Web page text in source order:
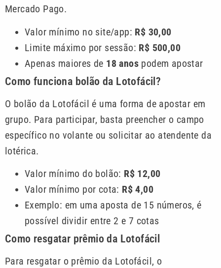
Mercado Pago.
Valor mínimo no site/app: R$ 30,00
Limite máximo por sessão: R$ 500,00
Apenas maiores de 18 anos podem apostar
Como funciona bolão da Lotofácil?
O bolão da Lotofácil é uma forma de apostar em
grupo. Para participar, basta preencher o campo
específico no volante ou solicitar ao atendente da
lotérica.
Valor mínimo do bolão: R$ 12,00
Valor mínimo por cota: R$ 4,00
Exemplo: em uma aposta de 15 números, é
possível dividir entre 2 e 7 cotas
Como resgatar prêmio da Lotofácil
Para resgatar o prêmio da Lotofácil, o